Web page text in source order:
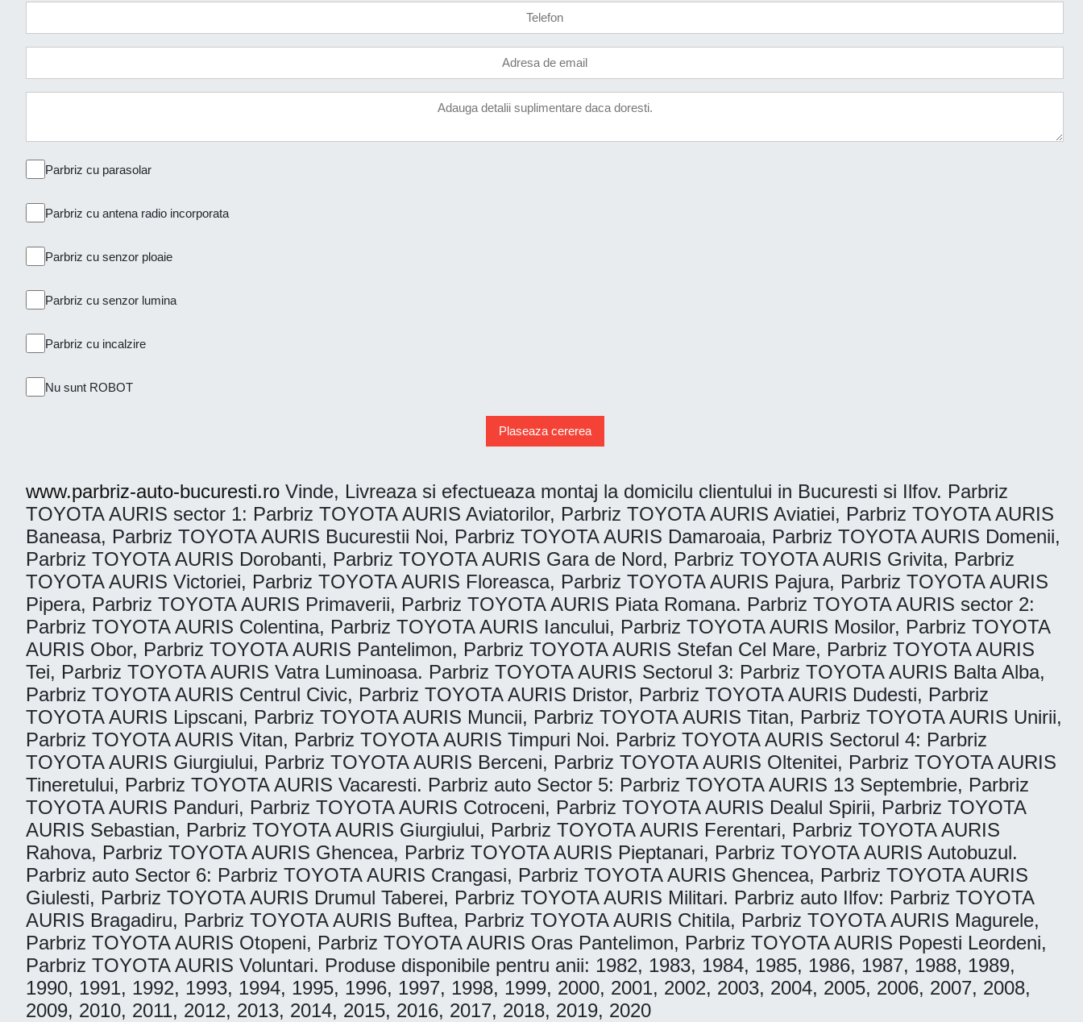
Parbriz cu parasolar
Parbriz cu antena radio incorporata
Parbriz cu senzor ploaie
Parbriz cu senzor lumina
Parbriz cu incalzire
Nu sunt ROBOT
Plaseaza cererea
www.parbriz-auto-bucuresti.ro Vinde, Livreaza si efectueaza montaj la domicilu clientului in Bucuresti si Ilfov. Parbriz
TOYOTA AURIS sector 1: Parbriz TOYOTA AURIS Aviatorilor, Parbriz TOYOTA AURIS Aviatiei, Parbriz TOYOTA AURIS
Baneasa, Parbriz TOYOTA AURIS Bucurestii Noi, Parbriz TOYOTA AURIS Damaroaia, Parbriz TOYOTA AURIS Domenii,
Parbriz TOYOTA AURIS Dorobanti, Parbriz TOYOTA AURIS Gara de Nord, Parbriz TOYOTA AURIS Grivita, Parbriz
TOYOTA AURIS Victoriei, Parbriz TOYOTA AURIS Floreasca, Parbriz TOYOTA AURIS Pajura, Parbriz TOYOTA AURIS
Pipera, Parbriz TOYOTA AURIS Primaverii, Parbriz TOYOTA AURIS Piata Romana. Parbriz TOYOTA AURIS sector 2:
Parbriz TOYOTA AURIS Colentina, Parbriz TOYOTA AURIS Iancului, Parbriz TOYOTA AURIS Mosilor, Parbriz TOYOTA
AURIS Obor, Parbriz TOYOTA AURIS Pantelimon, Parbriz TOYOTA AURIS Stefan Cel Mare, Parbriz TOYOTA AURIS
Tei, Parbriz TOYOTA AURIS Vatra Luminoasa. Parbriz TOYOTA AURIS Sectorul 3: Parbriz TOYOTA AURIS Balta Alba,
Parbriz TOYOTA AURIS Centrul Civic, Parbriz TOYOTA AURIS Dristor, Parbriz TOYOTA AURIS Dudesti, Parbriz
TOYOTA AURIS Lipscani, Parbriz TOYOTA AURIS Muncii, Parbriz TOYOTA AURIS Titan, Parbriz TOYOTA AURIS Unirii,
Parbriz TOYOTA AURIS Vitan, Parbriz TOYOTA AURIS Timpuri Noi. Parbriz TOYOTA AURIS Sectorul 4: Parbriz
TOYOTA AURIS Giurgiului, Parbriz TOYOTA AURIS Berceni, Parbriz TOYOTA AURIS Oltenitei, Parbriz TOYOTA AURIS
Tineretului, Parbriz TOYOTA AURIS Vacaresti. Parbriz auto Sector 5: Parbriz TOYOTA AURIS 13 Septembrie, Parbriz
TOYOTA AURIS Panduri, Parbriz TOYOTA AURIS Cotroceni, Parbriz TOYOTA AURIS Dealul Spirii, Parbriz TOYOTA
AURIS Sebastian, Parbriz TOYOTA AURIS Giurgiului, Parbriz TOYOTA AURIS Ferentari, Parbriz TOYOTA AURIS
Rahova, Parbriz TOYOTA AURIS Ghencea, Parbriz TOYOTA AURIS Pieptanari, Parbriz TOYOTA AURIS Autobuzul.
Parbriz auto Sector 6: Parbriz TOYOTA AURIS Crangasi, Parbriz TOYOTA AURIS Ghencea, Parbriz TOYOTA AURIS
Giulesti, Parbriz TOYOTA AURIS Drumul Taberei, Parbriz TOYOTA AURIS Militari. Parbriz auto Ilfov: Parbriz TOYOTA
AURIS Bragadiru, Parbriz TOYOTA AURIS Buftea, Parbriz TOYOTA AURIS Chitila, Parbriz TOYOTA AURIS Magurele,
Parbriz TOYOTA AURIS Otopeni, Parbriz TOYOTA AURIS Oras Pantelimon, Parbriz TOYOTA AURIS Popesti Leordeni,
Parbriz TOYOTA AURIS Voluntari. Produse disponibile pentru anii: 1982, 1983, 1984, 1985, 1986, 1987, 1988, 1989,
1990, 1991, 1992, 1993, 1994, 1995, 1996, 1997, 1998, 1999, 2000, 2001, 2002, 2003, 2004, 2005, 2006, 2007, 2008,
2009, 2010, 2011, 2012, 2013, 2014, 2015, 2016, 2017, 2018, 2019, 2020